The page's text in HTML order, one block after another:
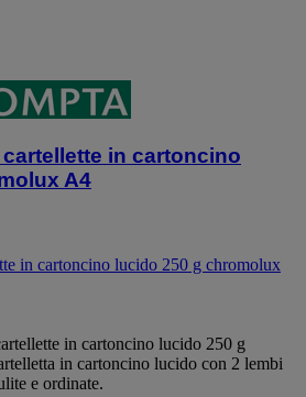
in cartoncino
A4
in cartoncino lucido 250 g chromolux
in cartoncino lucido 250 g
in cartoncino lucido con 2 lembi
e ordinate.